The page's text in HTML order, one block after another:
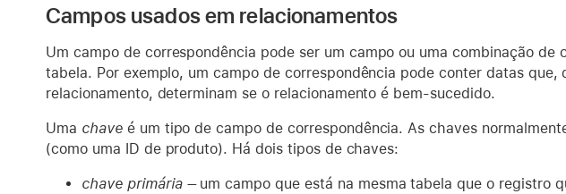
Campos usados em relacionamentos
Um campo de correspondência pode ser um campo ou uma combinação
tabela. Por exemplo, um campo de correspondência pode conter datas
relacionamento, determinam se o relacionamento é bem-sucedido.
Uma chaveé um tipo de campo de correspondência. As chaves
(como uma ID de produto). Há dois tipos de chaves:
chave primária – um campo que está na mesma tabela que o registro